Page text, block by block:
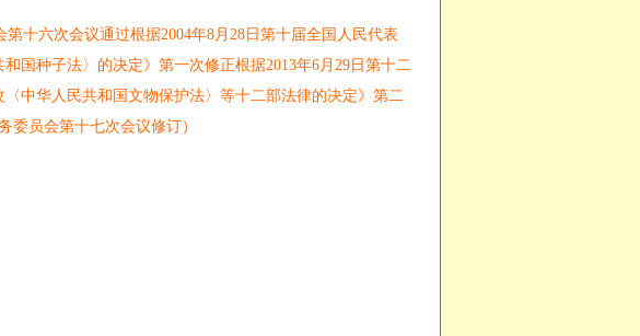
第十六次会议通过根据2004年8月28日第十届全国人民代表
国种子法〉的决定》第一次修正根据2013年6月29日第十二
中华人民共和国文物保护法〉等十二部法律的决定》第二
员会第十七次会议修订）